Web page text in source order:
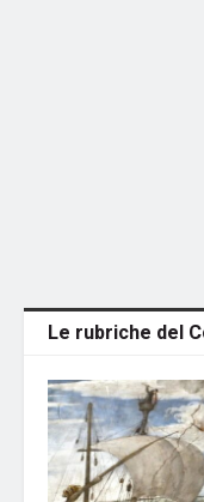
Le rubriche del